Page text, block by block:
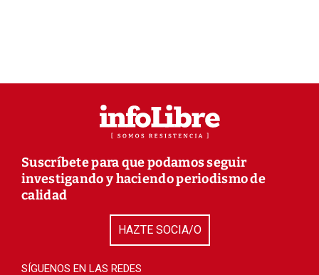
Suscríbete para que podamos seguir
investigando y haciendo periodismo de
calidad
HAZTE SOCIA/O
SÍGUENOS EN LAS REDES